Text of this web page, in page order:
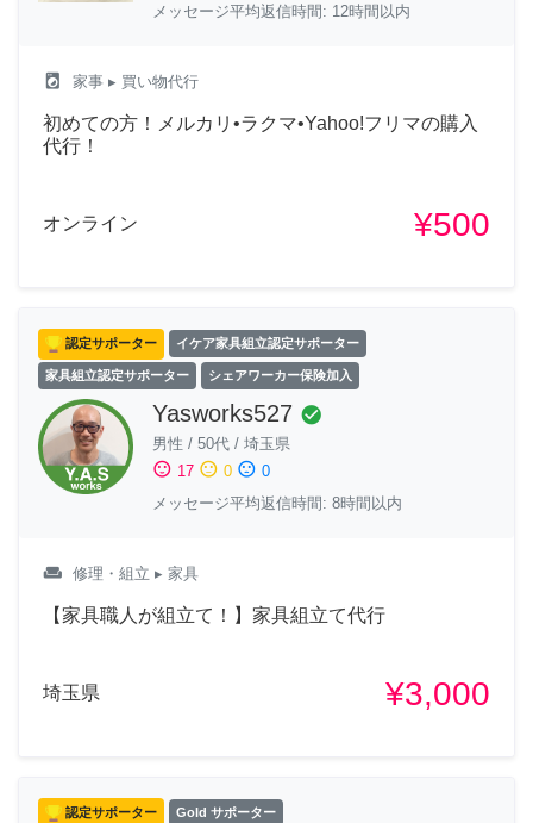
メッセージ平均返信時間: 12時間以内
local_laundry_service 家事 ▸ 買い物代行
初めての方！メルカリ•ラクマ•Yahoo!フリマの購入
代行！
オンライン ¥500
認定サポーター イケア家具組立認定サポーター
家具組立認定サポーター シェアワーカー保険加入
Yasworks527 check_circle
男性 / 50代 / 埼玉県
sentiment_satisfied 17 sentiment_neutral 0 sentiment_dissatisfied 0
メッセージ平均返信時間: 8時間以内
weekend 修理・組立 ▸ 家具
【家具職人が組立て！】家具組立て代行
埼玉県 ¥3,000
認定サポーター Gold サポーター